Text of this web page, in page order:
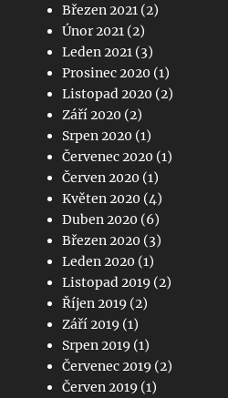
Březen 2021 (2)
Únor 2021 (2)
Leden 2021 (3)
Prosinec 2020 (1)
Listopad 2020 (2)
Září 2020 (2)
Srpen 2020 (1)
Červenec 2020 (1)
Červen 2020 (1)
Květen 2020 (4)
Duben 2020 (6)
Březen 2020 (3)
Leden 2020 (1)
Listopad 2019 (2)
Říjen 2019 (2)
Září 2019 (1)
Srpen 2019 (1)
Červenec 2019 (2)
Červen 2019 (1)